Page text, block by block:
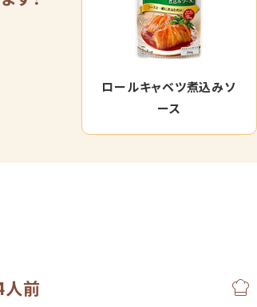
ロールキャベツ煮込みソ
ース
人前